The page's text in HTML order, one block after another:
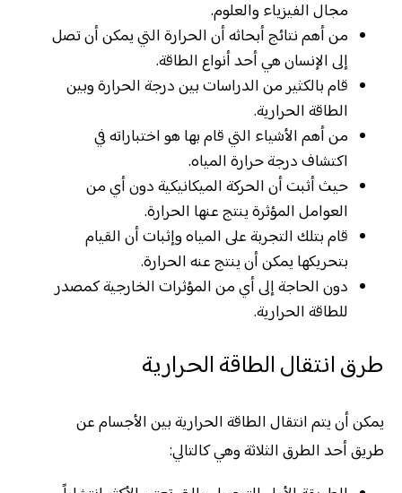
مجال الفيزياء والعلوم.
من أهم نتائج أبحاثه أن الحرارة التي يمكن أن تصل
إلى الإنسان هي أحد أنواع الطاقة.
قام بالكثير من الدراسات بين درجة الحرارة وبين
الطاقة الحرارية.
من أهم الأشياء التي قام بها هو اختباراته في
اكتشاف درجة حرارة المياه.
حيث أثبت أن الحركة الميكانيكية دون أي من
العوامل المؤثرة ينتج عنها الحرارة.
قام بتلك التجربة على المياه وإثبات أن القيام
بتحريكها يمكن أن ينتج عنه الحرارة.
دون الحاجة إلى أي من المؤثرات الخارجية كمصدر
للطاقة الحرارية.
طرق انتقال الطاقة الحرارية
يمكن أن يتم انتقال الطاقة الحرارية بين الأجسام عن
طريق أحد الطرق الثلاثة وهي كالتالي: